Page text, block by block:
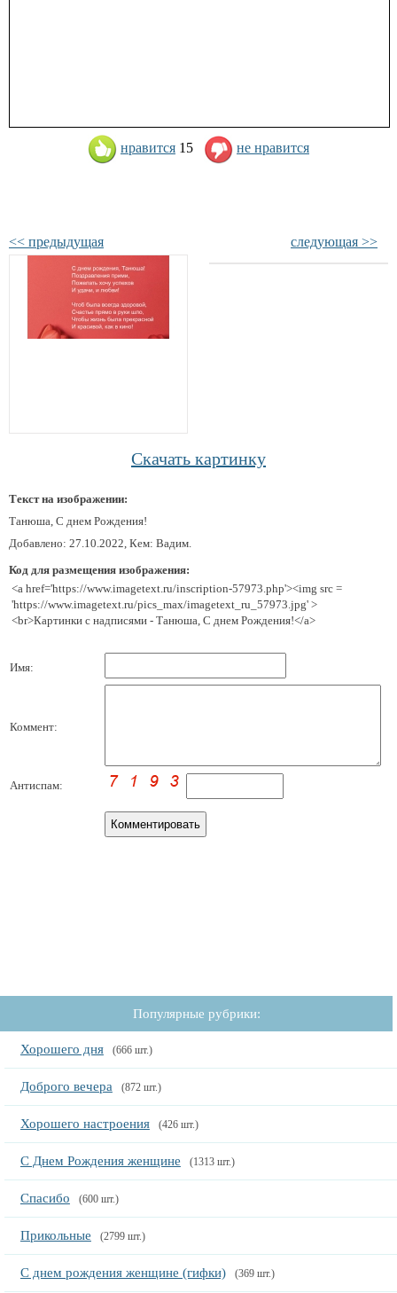
нравится 15 не нравится
<< предыдущая следующая >>
Скачать картинку
Текст на изображении:
Танюша, С днем Рождения!
Добавлено: 27.10.2022, Кем: Вадим.
Код для размещения изображения:
<a href='https://www.imagetext.ru/inscription-57973.php'><img src =
'https://www.imagetext.ru/pics_max/imagetext_ru_57973.jpg' >
<br>Картинки с надписями - Танюша, С днем Рождения!</a>
Имя:
Коммент:
Антиспам:
Популярные рубрики:
Хорошего дня (666 шт.)
Доброго вечера (872 шт.)
Хорошего настроения (426 шт.)
С Днем Рождения женщине (1313 шт.)
Спасибо (600 шт.)
Прикольные (2799 шт.)
С днем рождения женщине (гифки) (369 шт.)